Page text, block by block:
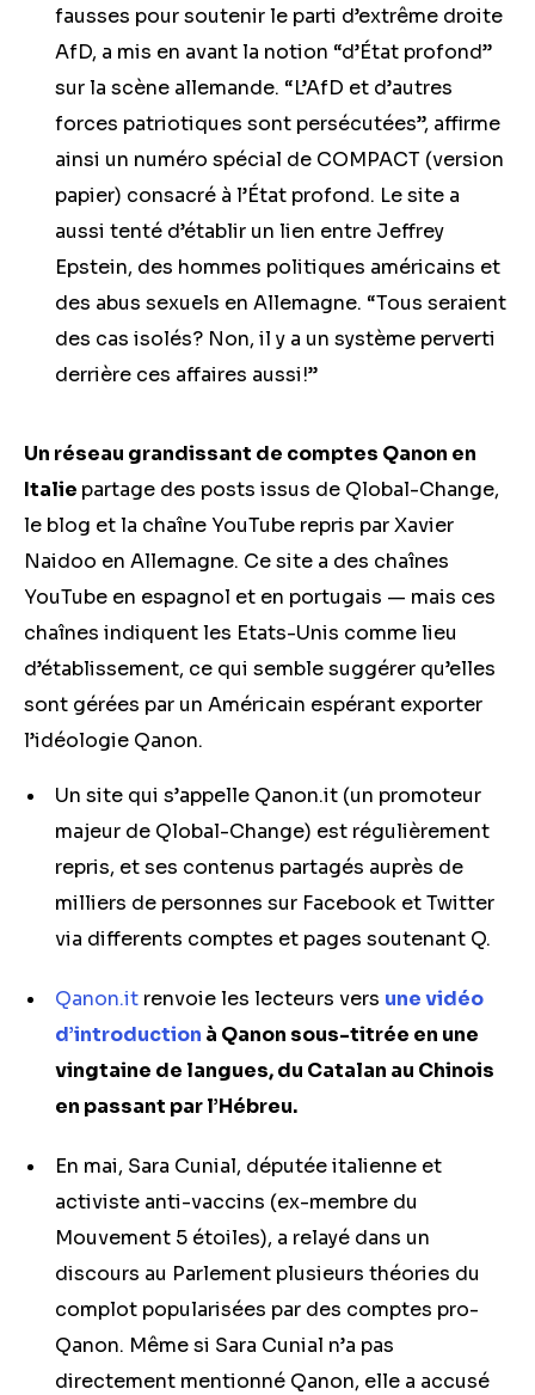
fausses pour soutenir le parti d’extrême droite
AfD, a mis en avant la notion “d’État profond”
sur la scène allemande. “L’AfD et d’autres
forces patriotiques sont persécutées”, affirme
ainsi un numéro spécial de COMPACT (version
papier) consacré à l’État profond. Le site a
aussi tenté d’établir un lien entre Jeffrey
Epstein, des hommes politiques américains et
des abus sexuels en Allemagne. “Tous seraient
des cas isolés? Non, il y a un système perverti
derrière ces affaires aussi!”
Un réseau grandissant de comptes Qanon en
Italie partage des posts issus de Qlobal-Change,
le blog et la chaîne YouTube repris par Xavier
Naidoo en Allemagne. Ce site a des chaînes
YouTube en espagnol et en portugais — mais ces
chaînes indiquent les Etats-Unis comme lieu
d’établissement, ce qui semble suggérer qu’elles
sont gérées par un Américain espérant exporter
l’idéologie Qanon.
Un site qui s’appelle Qanon.it (un promoteur
majeur de Qlobal-Change) est régulièrement
repris, et ses contenus partagés auprès de
milliers de personnes sur Facebook et Twitter
via differents comptes et pages soutenant Q.
Qanon.it renvoie les lecteurs vers une vidéo
d’introduction à Qanon sous-titrée en une
vingtaine de langues, du Catalan au Chinois
en passant par l’Hébreu.
En mai, Sara Cunial, députée italienne et
activiste anti-vaccins (ex-membre du
Mouvement 5 étoiles), a relayé dans un
discours au Parlement plusieurs théories du
complot popularisées par des comptes pro-
Qanon. Même si Sara Cunial n’a pas
directement mentionné Qanon, elle a accusé